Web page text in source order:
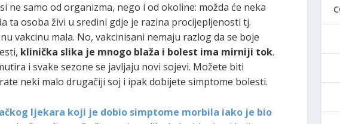
ne samo od organizma, nego i od okoline: možda će neka
ta osoba živi u sredini gdje je razina procijepljenosti tj.
vakcinu mala. No, vakcinisani nemaju razlog da se boje
klinička slika je mnogo blaža i bolest ima mirniji tok.
i svake sezone se javljaju novi sojevi. Možete biti
neki malo drugačiji soj i ipak dobijete simptome bolesti.
ljekara koji je dobio simptome morbila iako je bio